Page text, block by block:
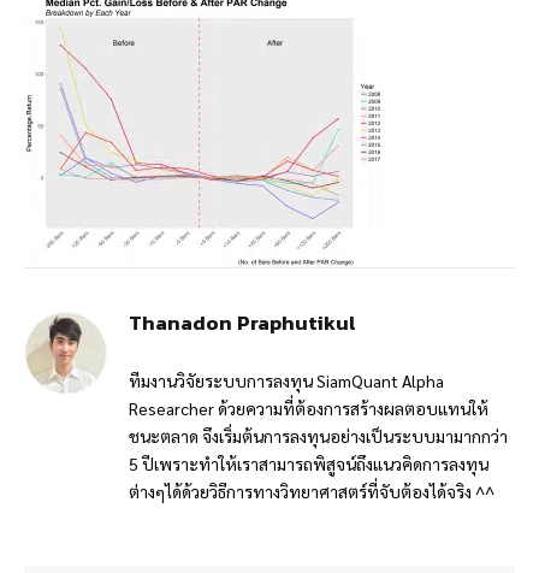
Thanadon Praphutikul
ทีมงานวิจัยระบบการลงทุน SiamQuant Alpha
Researcher ด้วยความที่ต้องการสร้างผลตอบแทนให้
ชนะตลาด จึงเริ่มต้นการลงทุนอย่างเป็นระบบมามากกว่า
5 ปีเพราะทำให้เราสามารถพิสูจน์ถึงแนวคิดการลงทุน
ต่างๆได้ด้วยวิธีการทางวิทยาศาสตร์ที่จับต้องได้จริง ^^